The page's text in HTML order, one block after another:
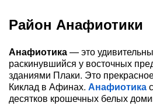
Район Анафиотики
Анафиотика— это
раскинувшийся у восточных
зданиями Плаки. Это
Киклад в Афинах. Анафиотика
десятков крошечных белых